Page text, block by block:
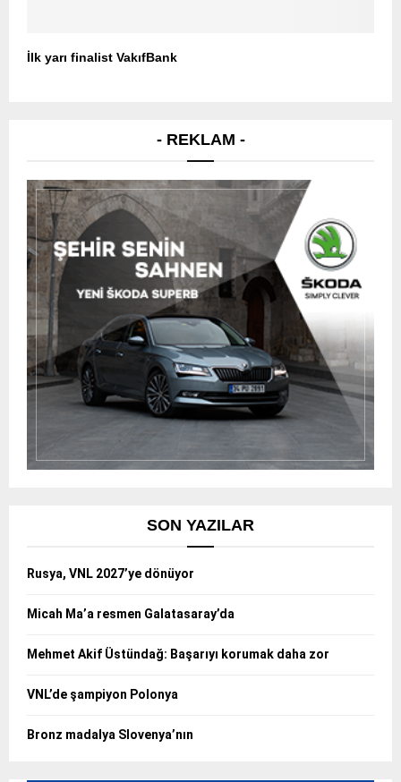
İlk yarı finalist VakıfBank
- REKLAM -
SON YAZILAR
Rusya, VNL 2027’ye dönüyor
Micah Ma’a resmen Galatasaray’da
Mehmet Akif Üstündağ: Başarıyı korumak daha zor
VNL’de şampiyon Polonya
Bronz madalya Slovenya’nın